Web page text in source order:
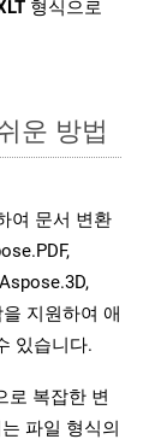
형식으로
운 방법
여 문서 변환
지원하여 애
있습니다.
로 복잡한 변
파일 형식의